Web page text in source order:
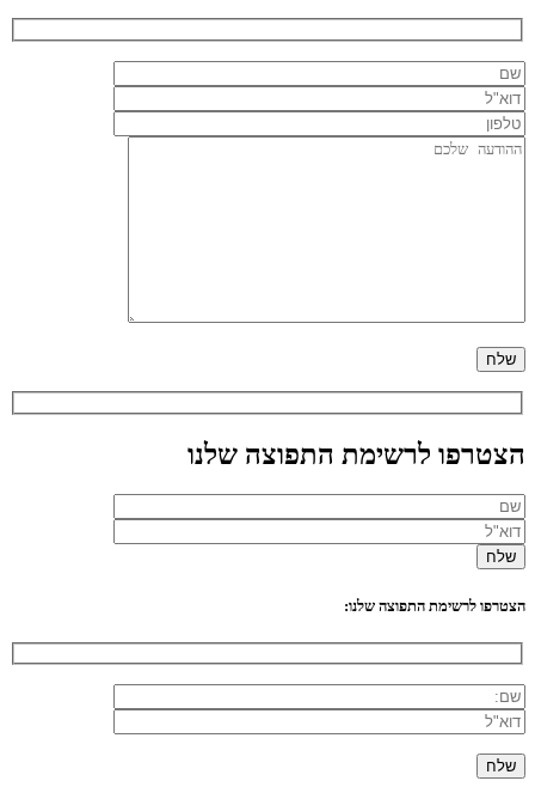
הצטרפו לרשימת התפוצה שלנו
הצטרפו לרשימת התפוצה שלנו: